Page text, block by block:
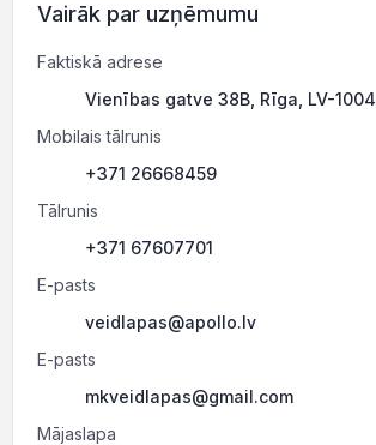
Vairāk par uzņēmumu
Faktiskā adrese
Vienības gatve 38B, Rīga, LV-1004
Mobilais tālrunis
+371 26668459
Tālrunis
+371 67607701
E-pasts
veidlapas@apollo.lv
E-pasts
mkveidlapas@gmail.com
Mājaslapa